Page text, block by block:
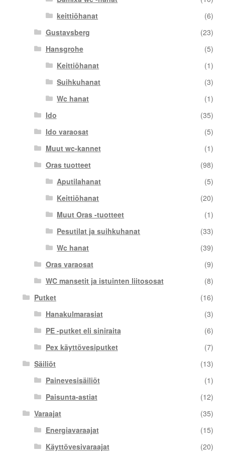
keittiöhanat
(6)
Gustavsberg
(23)
Hansgrohe
(5)
Keittiöhanat
(1)
Suihkuhanat
(3)
Wc hanat
(1)
Ido
(35)
Ido varaosat
(5)
Muut wc-kannet
(1)
Oras tuotteet
(98)
Aputilahanat
(5)
Keittiöhanat
(20)
Muut Oras -tuotteet
(1)
Pesutilat ja suihkuhanat
(33)
Wc hanat
(39)
Oras varaosat
(9)
WC mansetit ja istuinten liitososat
(8)
Putket
(16)
Hanakulmarasiat
(3)
PE -putket eli siniraita
(6)
Pex käyttövesiputket
(7)
Säiliöt
(13)
Painevesisäiliöt
(1)
Paisunta-astiat
(12)
Varaajat
(35)
Energiavaraajat
(15)
Käyttövesivaraajat
(20)